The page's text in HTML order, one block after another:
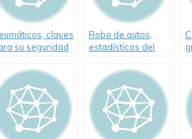
claves
su seguridad
Robo de autos,
estadísticas del
Asegurador a
marzo de 2010